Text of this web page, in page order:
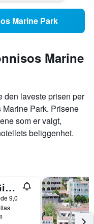
Marine Park
Marine
den laveste prisen per
Park. Prisene
som er valgt,
beliggenhet.
Pension Gioula
9,0